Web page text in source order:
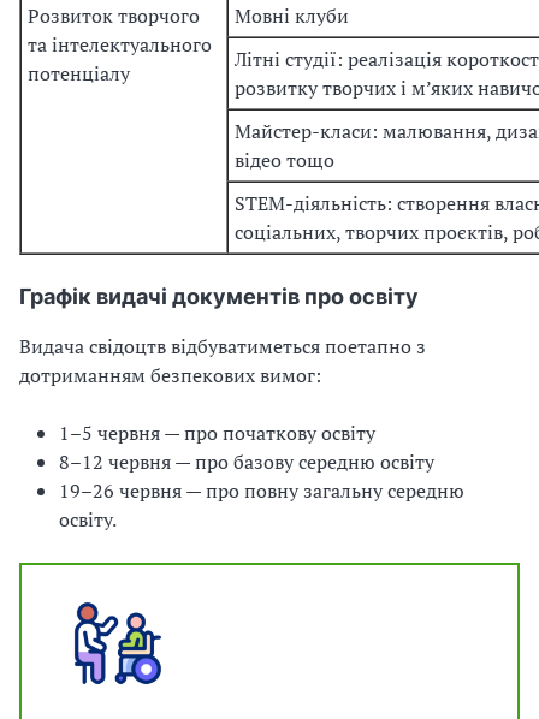
Розвиток творчого
таінтелектуального
потенціалу
Мовні клуби
Літні студії: реалізація
розвитку творчих і м’яких
Майстер-класи: малювання,
відео тощо
STEM-діяльність: створення
соціальних, творчих проєктів,
Графік видачі документів про освіту
Видача свідоцтв відбуватиметься поетапно з
дотриманням безпекових вимог:
1–5 червня — про початкову освіту
8–12 червня — про базову середню освіту
19–26 червня — про повну загальну середню
освіту.